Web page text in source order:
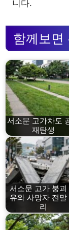
니다.
함께보면
서소문 고가차도
재탄생
서소문 고가 붕괴
유와 사망자 전말
리